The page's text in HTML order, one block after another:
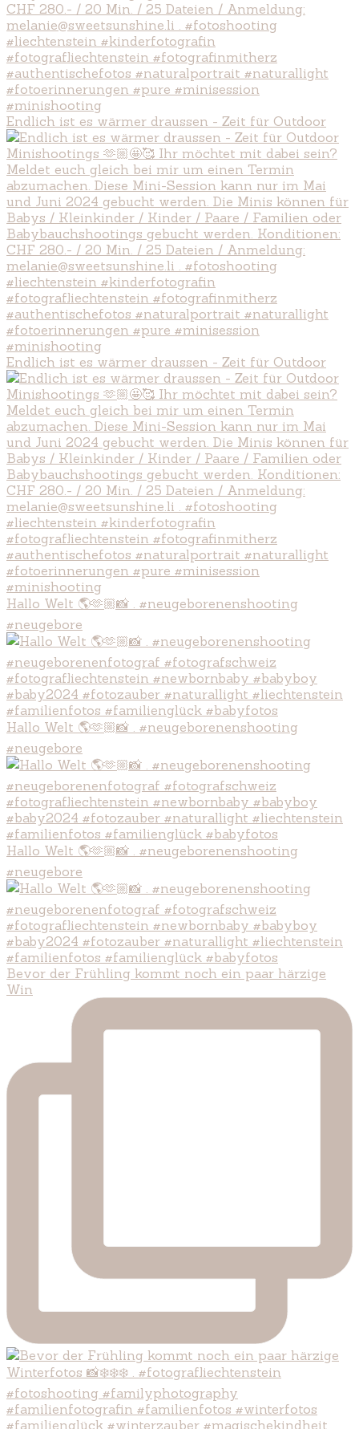
Endlich ist es wärmer draussen - Zeit für Outdoor
Endlich ist es wärmer draussen - Zeit für Outdoor
Hallo Welt 🌎🫶🏼📸 . #neugeborenenshooting
#neugebore
Hallo Welt 🌎🫶🏼📸 . #neugeborenenshooting
#neugebore
Hallo Welt 🌎🫶🏼📸 . #neugeborenenshooting
#neugebore
Bevor der Frühling kommt noch ein paar härzige
Win